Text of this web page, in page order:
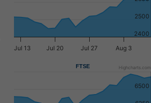
Jul 13 Jul 20 Jul 27 Aug 3
2400
2500
FTSE
6500
Highcharts.com